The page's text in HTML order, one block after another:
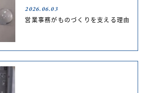
2026.06.03
営業事務がものづくりを支える理由